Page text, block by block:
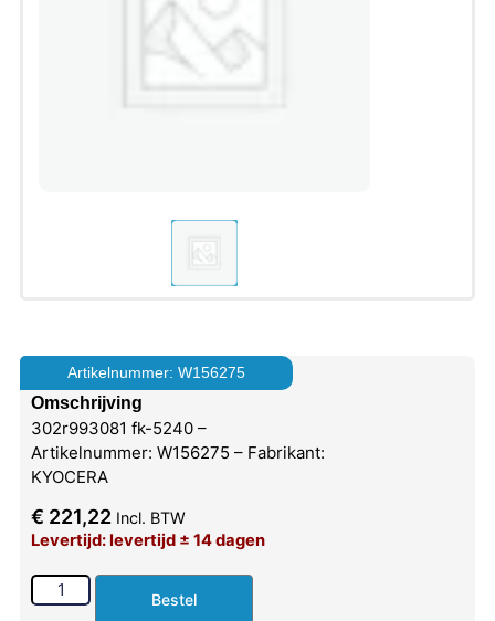
Artikelnummer: W156275
Omschrijving
302r993081 fk-5240 –
Artikelnummer: W156275 – Fabrikant:
KYOCERA
€ 221,22 Incl. BTW
Levertijd: levertijd ± 14 dagen
Bestel